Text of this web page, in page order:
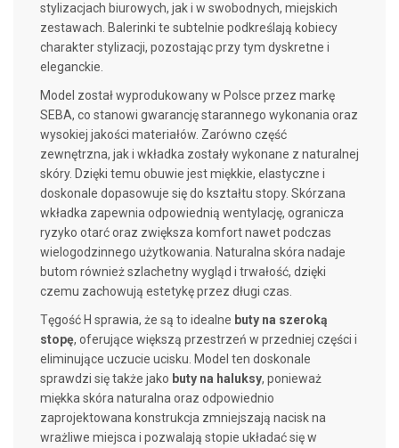
stylizacjach biurowych, jak i w swobodnych, miejskich
zestawach. Balerinki te subtelnie podkreślają kobiecy
charakter stylizacji, pozostając przy tym dyskretne i
eleganckie.
Model został wyprodukowany w Polsce przez markę
SEBA, co stanowi gwarancję starannego wykonania oraz
wysokiej jakości materiałów. Zarówno część
zewnętrzna, jak i wkładka zostały wykonane z naturalnej
skóry. Dzięki temu obuwie jest miękkie, elastyczne i
doskonale dopasowuje się do kształtu stopy. Skórzana
wkładka zapewnia odpowiednią wentylację, ogranicza
ryzyko otarć oraz zwiększa komfort nawet podczas
wielogodzinnego użytkowania. Naturalna skóra nadaje
butom również szlachetny wygląd i trwałość, dzięki
czemu zachowują estetykę przez długi czas.
Tęgość H sprawia, że są to idealne buty na szeroką
stopę, oferujące większą przestrzeń w przedniej części i
eliminujące uczucie ucisku. Model ten doskonale
sprawdzi się także jako buty na haluksy, ponieważ
miękka skóra naturalna oraz odpowiednio
zaprojektowana konstrukcja zmniejszają nacisk na
wrażliwe miejsca i pozwalają stopie układać się w